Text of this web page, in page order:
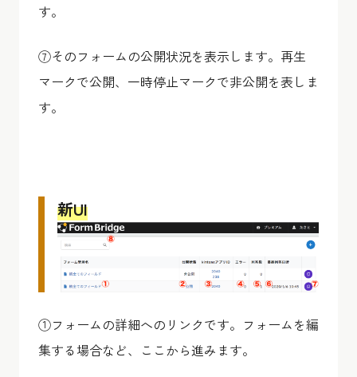
す。
⑦そのフォームの公開状況を表示します。再生
マークで公開、一時停止マークで非公開を表しま
す。
新UI
①フォームの詳細へのリンクです。フォームを編
集する場合など、ここから進みます。